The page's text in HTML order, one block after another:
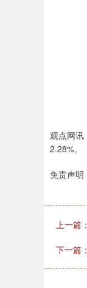
观点网讯
2.28%。
免责声明
上一篇：
下一篇：